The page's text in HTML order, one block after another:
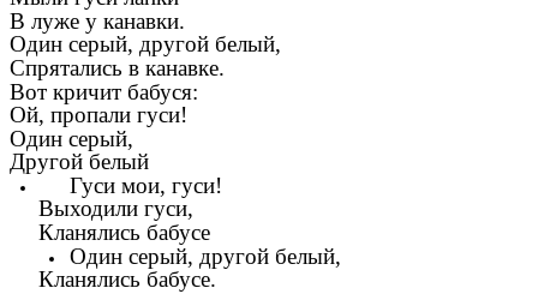
В луже у канавки.
Один серый, другой белый,
Спрятались в канавке.
Вот кричит бабуся:
Ой, пропали гуси!
Один серый,
Другой белый
Гуси мои, гуси!
Выходили гуси,
Кланялись бабусе
Один серый, другой белый,
Кланялись бабусе.